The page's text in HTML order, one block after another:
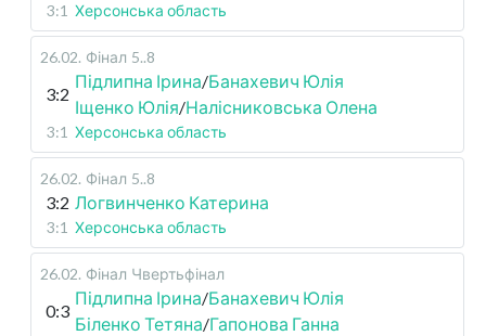
3:1 Херсонська область
26.02. Фінал 5..8
3:2
Підлипна Ірина/Банахевич Юлія
Іщенко Юлія/Налісниковська Олена
3:1 Херсонська область
26.02. Фінал 5..8
3:2 Логвинченко Катерина
3:1 Херсонська область
26.02. Фінал Чвертьфінал
0:3
Підлипна Ірина/Банахевич Юлія
Біленко Тетяна/Гапонова Ганна